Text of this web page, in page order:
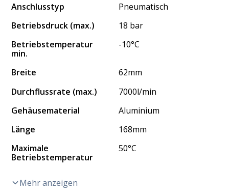
Anschlusstyp
Pneumatisch
Betriebsdruck (max.)
18 bar
Betriebstemperatur
min.
-10°C
Breite
62mm
Durchflussrate (max.)
7000l/min
Gehäusematerial
Aluminium
Länge
168mm
Maximale
Betriebstemperatur
50°C
Mehr anzeigen